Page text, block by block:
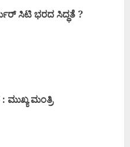
ಸಿಟಿ ಭರದ ಸಿದ್ಧತೆ ?
ಮುಖ್ಯ ಮಂತ್ರಿ